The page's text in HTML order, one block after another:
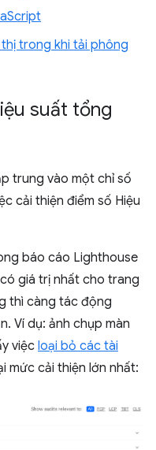
trong khi tải phông
suất tổng
trung vào một chỉ số
cải thiện điểm số Hiệu
báo cáo Lighthouse
giá trị nhất cho trang
thì càng tác động
Ví dụ: ảnh chụp màn
việcloại bỏ các tài
mức cải thiện lớn nhất: